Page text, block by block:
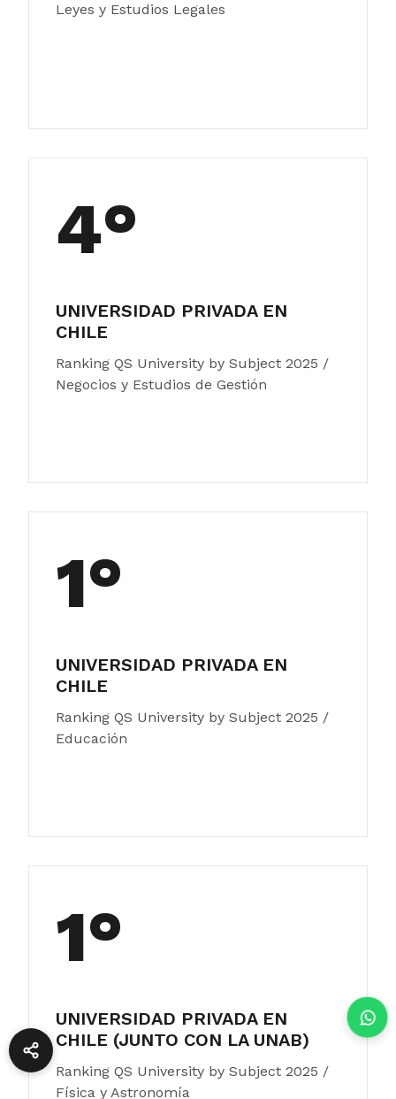
Leyes y Estudios Legales
4°
UNIVERSIDAD PRIVADA EN
CHILE
Ranking QS University by Subject 2025 /
Negocios y Estudios de Gestión
1°
UNIVERSIDAD PRIVADA EN
CHILE
Ranking QS University by Subject 2025 /
Educación
1°
UNIVERSIDAD PRIVADA EN
CHILE (JUNTO CON LA UNAB)
Ranking QS University by Subject 2025 /
Física y Astronomía